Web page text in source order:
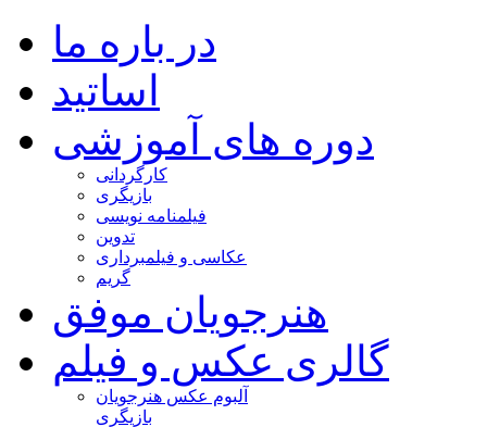
در باره ما
اساتید
دوره های آموزشی
کارگردانی
بازیگری
فیلمنامه نویسی
تدوین
عکاسی و فیلمبرداری
گریم
هنرجویان موفق
گالری عکس و فیلم
آلبوم عکس هنرجویان
بازیگری